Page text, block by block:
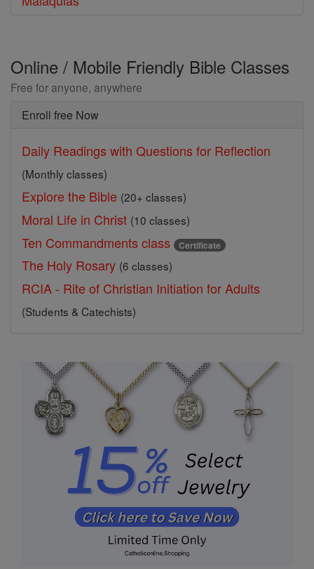
Online / Mobile Friendly Bible Classes
Free for anyone, anywhere
Enroll free Now
Daily Readings with Questions for Reflection
(Monthly classes)
Explore the Bible (20+ classes)
Moral Life in Christ (10 classes)
Ten Commandments class Certificate
The Holy Rosary (6 classes)
RCIA - Rite of Christian Initiation for Adults
(Students & Catechists)